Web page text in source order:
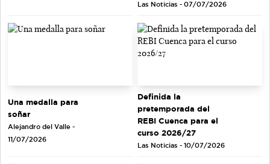
Las Noticias - 07/07/2026
Una medalla para
soñar
Alejandro del Valle -
11/07/2026
Definida la
pretemporada del
REBI Cuenca para el
curso 2026/27
Las Noticias - 10/07/2026